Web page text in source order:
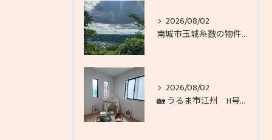
2026/08/02
南城市玉城糸数の物件から徒歩１分🚶‍♀️
2026/08/02
🏡 うるま市江州 H号棟 ✨